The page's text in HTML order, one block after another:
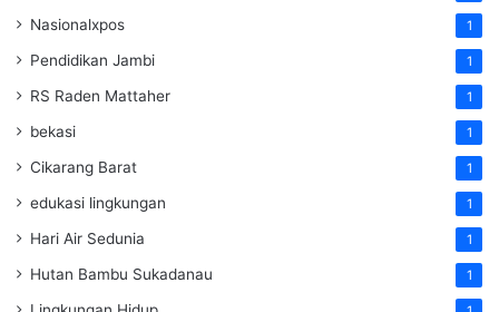
Nasionalxpos 1
Pendidikan Jambi 1
RS Raden Mattaher 1
bekasi 1
Cikarang Barat 1
edukasi lingkungan 1
Hari Air Sedunia 1
Hutan Bambu Sukadanau 1